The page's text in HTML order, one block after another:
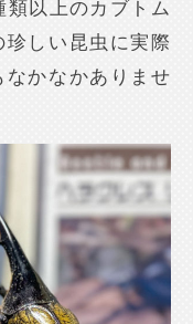
以上のカブトム
しい昆虫に実際
かなかありませ